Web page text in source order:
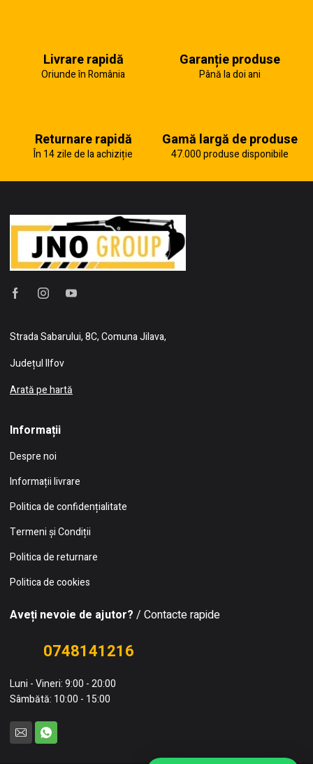
Livrare rapidă
Oriunde în România
Garanție produse
Până la doi ani
Returnare rapidă
În 14 zile de la achiziție
Gamă largă de produse
47.000 produse disponibile
Strada Sabarului, 8C, Comuna Jilava,
Județul Ilfov
Arată pe hartă
Informații
Despre noi
Informații livrare
Politica de confidențialitate
Termeni și Condiții
Politica de returnare
Politica de cookies
Aveți nevoie de ajutor? / Contacte rapide
0748141216
Luni - Vineri: 9:00 - 20:00
Sâmbătă: 10:00 - 15:00